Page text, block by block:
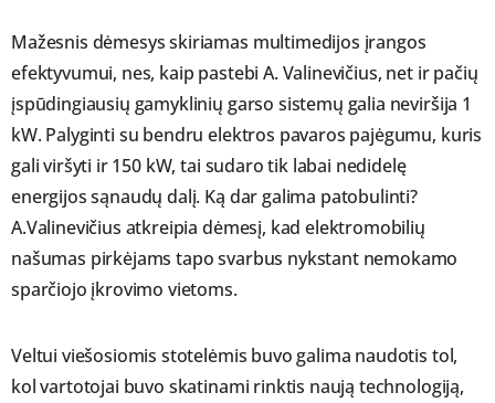
Mažesnis dėmesys skiriamas multimedijos įrangos
efektyvumui, nes, kaip pastebi A. Valinevičius, net ir pačių
įspūdingiausių gamyklinių garso sistemų galia neviršija 1
kW. Palyginti su bendru elektros pavaros pajėgumu, kuris
gali viršyti ir 150 kW, tai sudaro tik labai nedidelę
energijos sąnaudų dalį. Ką dar galima patobulinti?
A.Valinevičius atkreipia dėmesį, kad elektromobilių
našumas pirkėjams tapo svarbus nykstant nemokamo
sparčiojo įkrovimo vietoms.
Veltui viešosiomis stotelėmis buvo galima naudotis tol,
kol vartotojai buvo skatinami rinktis naują technologiją,